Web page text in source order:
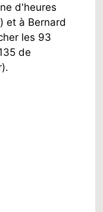
d'heures
et à Bernard
les 93
de